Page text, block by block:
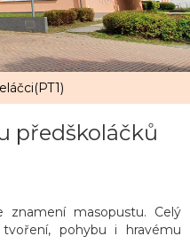
předškoláčků
znamení masopustu. Celý
pohybu i hravému